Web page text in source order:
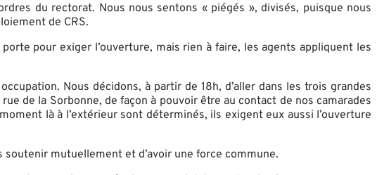
du rectorat. Nous nous sentons « piégés », divisés, puisque nous
de CRS.
pour exiger l’ouverture, mais rien à faire, les agents appliquent les
Nous décidons, à partir de 18h, d’aller dans les trois grandes
de la Sorbonne, de façon à pouvoir être au contact de nos camarades
là à l’extérieur sont déterminés, ils exigent eux aussi l’ouverture
mutuellement et d’avoir une force commune.